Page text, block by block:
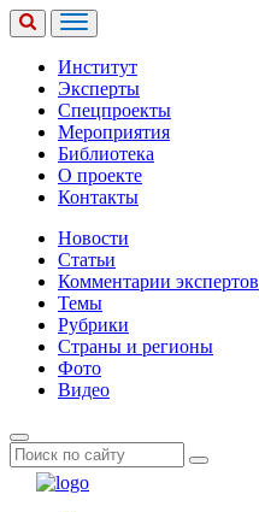
Институт
Эксперты
Спецпроекты
Мероприятия
Библиотека
О проекте
Контакты
Новости
Статьи
Комментарии экспертов
Темы
Рубрики
Страны и регионы
Фото
Видео